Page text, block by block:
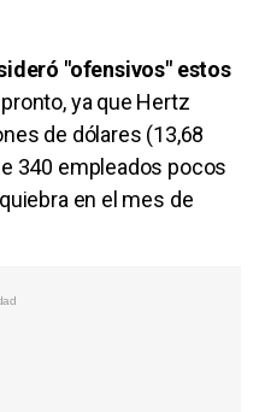
"ofensivos" estos
ya que Hertz
de dólares (13,68
340 empleados pocos
en el mes de